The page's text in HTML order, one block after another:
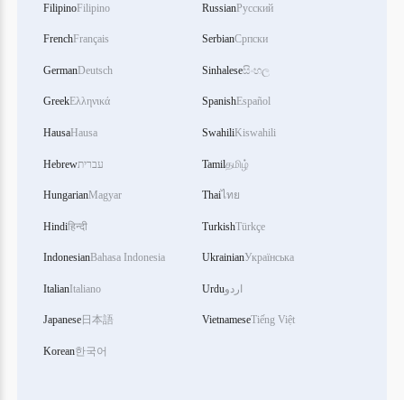
FilipinoFilipino
FrenchFrançais
GermanDeutsch
GreekΕλληνικά
HausaHausa
Hebrewעברית
HungarianMagyar
Hindiहिन्दी
IndonesianBahasa Indonesia
ItalianItaliano
Japanese日本語
Korean한국어
RussianРусский
SerbianСрпски
Sinhaleseසිංහල
SpanishEspañol
SwahiliKiswahili
Tamilதமிழ்
Thaiไทย
TurkishTürkçe
UkrainianУкраїнська
Urduاردو
VietnameseTiếng Việt